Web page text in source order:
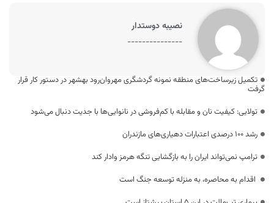
نصیبه دوستدار
---------------
تکمیل زیرساخت‌های منطقه نمونه گردشگری مهروان‌رود بهشهر در دستور کار قرار
گرفت
تولایی: کیفیت نان و مقابله با کم‌فروشی در نانوایی‌ها با جدیت دنبال می‌شود
رشد ۱۰۰ درصدی اعتبارات دهیاری‌های مازندران
ترامپ نمی‌تواند ایران را به بازگشایی تنگه هرمز وادار کند
اقدام به محاصره، به منزله توسعه جنگ است